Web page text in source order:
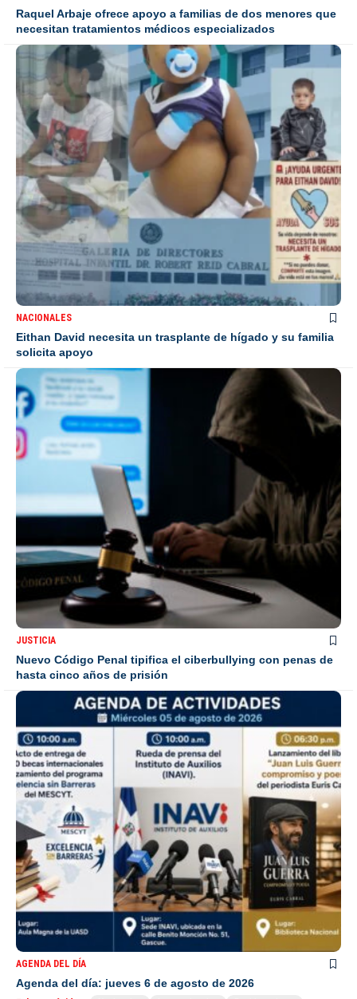
Raquel Arbaje ofrece apoyo a familias de dos menores que
necesitan tratamientos médicos especializados
NACIONALES
Eithan David necesita un trasplante de hígado y su familia
solicita apoyo
JUSTICIA
Nuevo Código Penal tipifica el ciberbullying con penas de
hasta cinco años de prisión
AGENDA DEL DÍA
Agenda del día: jueves 6 de agosto de 2026